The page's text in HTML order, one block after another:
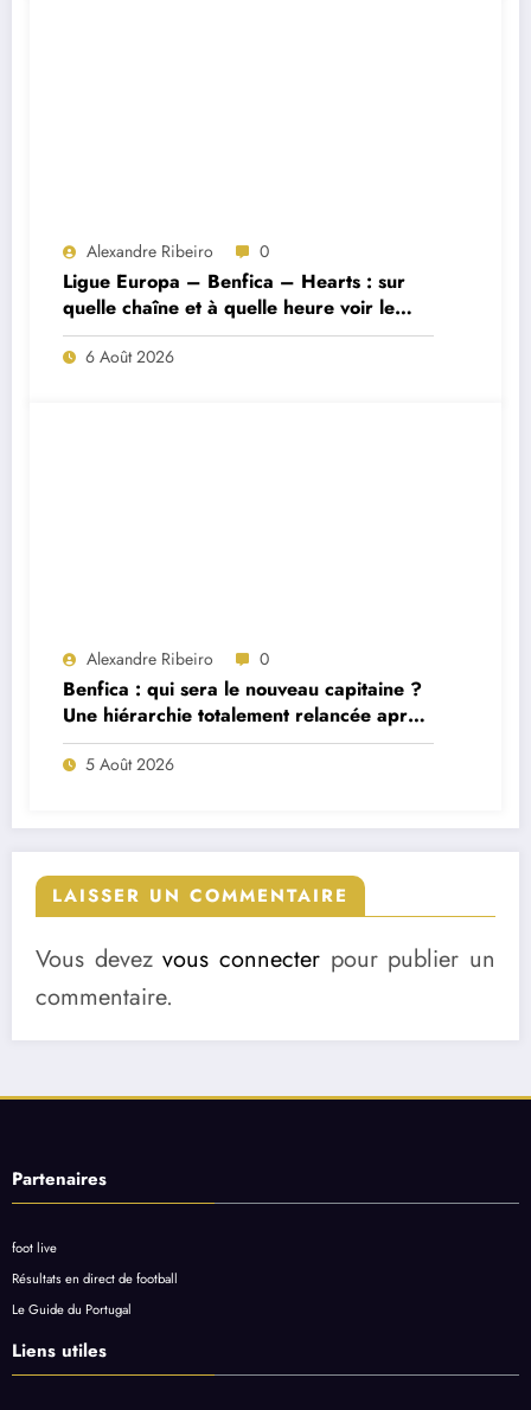
Alexandre Ribeiro 0
Ligue Europa – Benfica – Hearts : sur
quelle chaîne et à quelle heure voir le
match ?
6 Août 2026
Alexandre Ribeiro 0
Benfica : qui sera le nouveau capitaine ?
Une hiérarchie totalement relancée après
deux départs majeurs
5 Août 2026
LAISSER UN COMMENTAIRE
Vous devezvous connecter pour publier un
commentaire.
Partenaires
foot live
Résultats en direct de football
Le Guide du Portugal
Liens utiles